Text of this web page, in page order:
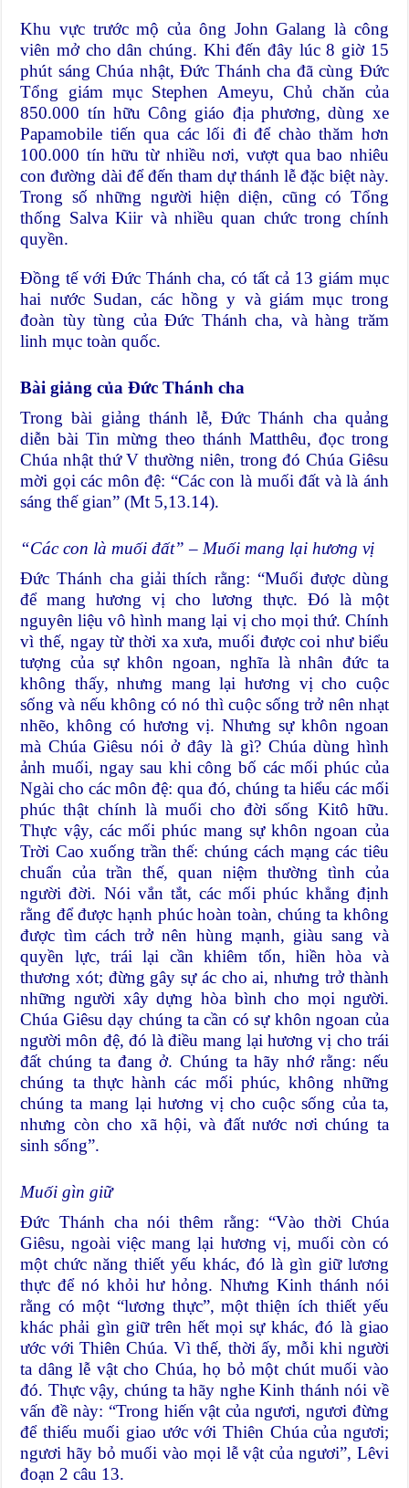
Khu vực trước mộ của ông John Galang là công
viên mở cho dân chúng. Khi đến đây lúc 8 giờ 15
phút sáng Chúa nhật, Đức Thánh cha đã cùng Đức
Tổng giám mục Stephen Ameyu, Chủ chăn của
850.000 tín hữu Công giáo địa phương, dùng xe
Papamobile tiến qua các lối đi để chào thăm hơn
100.000 tín hữu từ nhiều nơi, vượt qua bao nhiêu
con đường dài để đến tham dự thánh lễ đặc biệt này.
Trong số những người hiện diện, cũng có Tổng
thống Salva Kiir và nhiều quan chức trong chính
quyền.
Đồng tế với Đức Thánh cha, có tất cả 13 giám mục
hai nước Sudan, các hồng y và giám mục trong
đoàn tùy tùng của Đức Thánh cha, và hàng trăm
linh mục toàn quốc.
Bài giảng của Đức Thánh cha
Trong bài giảng thánh lễ, Đức Thánh cha quảng
diễn bài Tin mừng theo thánh Matthêu, đọc trong
Chúa nhật thứ V thường niên, trong đó Chúa Giêsu
mời gọi các môn đệ: “Các con là muối đất và là ánh
sáng thế gian” (Mt 5,13.14).
“Các con là muối đất” – Muối mang lại hương vị
Đức Thánh cha giải thích rằng: “Muối được dùng
để mang hương vị cho lương thực. Đó là một
nguyên liệu vô hình mang lại vị cho mọi thứ. Chính
vì thế, ngay từ thời xa xưa, muối được coi như biểu
tượng của sự khôn ngoan, nghĩa là nhân đức ta
không thấy, nhưng mang lại hương vị cho cuộc
sống và nếu không có nó thì cuộc sống trở nên nhạt
nhẽo, không có hương vị. Nhưng sự khôn ngoan
mà Chúa Giêsu nói ở đây là gì? Chúa dùng hình
ảnh muối, ngay sau khi công bố các mối phúc của
Ngài cho các môn đệ: qua đó, chúng ta hiểu các mối
phúc thật chính là muối cho đời sống Kitô hữu.
Thực vậy, các mối phúc mang sự khôn ngoan của
Trời Cao xuống trần thế: chúng cách mạng các tiêu
chuẩn của trần thế, quan niệm thường tình của
người đời. Nói vắn tắt, các mối phúc khẳng định
rằng để được hạnh phúc hoàn toàn, chúng ta không
được tìm cách trở nên hùng mạnh, giàu sang và
quyền lực, trái lại cần khiêm tốn, hiền hòa và
thương xót; đừng gây sự ác cho ai, nhưng trở thành
những người xây dựng hòa bình cho mọi người.
Chúa Giêsu dạy chúng ta cần có sự khôn ngoan của
người môn đệ, đó là điều mang lại hương vị cho trái
đất chúng ta đang ở. Chúng ta hãy nhớ rằng: nếu
chúng ta thực hành các mối phúc, không những
chúng ta mang lại hương vị cho cuộc sống của ta,
nhưng còn cho xã hội, và đất nước nơi chúng ta
sinh sống”.
Muối gìn giữ
Đức Thánh cha nói thêm rằng: “Vào thời Chúa
Giêsu, ngoài việc mang lại hương vị, muối còn có
một chức năng thiết yếu khác, đó là gìn giữ lương
thực để nó khỏi hư hỏng. Nhưng Kinh thánh nói
rằng có một “lương thực”, một thiện ích thiết yếu
khác phải gìn giữ trên hết mọi sự khác, đó là giao
ước với Thiên Chúa. Vì thế, thời ấy, mỗi khi người
ta dâng lễ vật cho Chúa, họ bỏ một chút muối vào
đó. Thực vậy, chúng ta hãy nghe Kinh thánh nói về
vấn đề này: “Trong hiến vật của ngươi, ngươi đừng
để thiếu muối giao ước với Thiên Chúa của ngươi;
ngươi hãy bỏ muối vào mọi lễ vật của ngươi”, Lêvi
đoạn 2 câu 13.